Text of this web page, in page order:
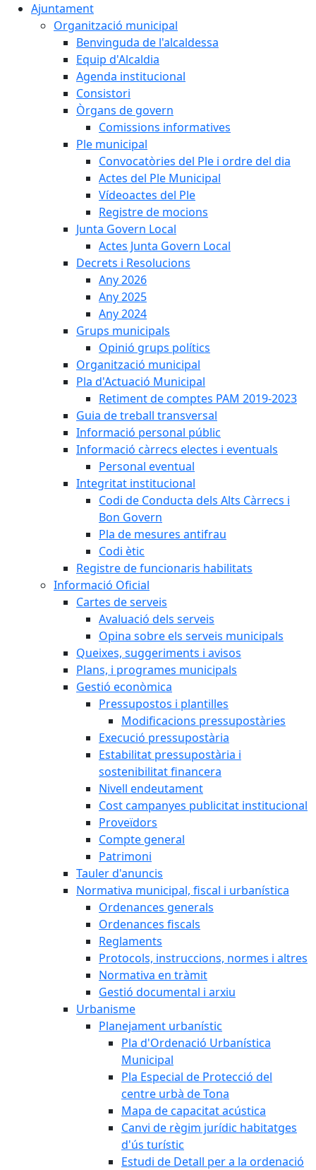
Ajuntament
Organització municipal
Benvinguda de l'alcaldessa
Equip d'Alcaldia
Agenda institucional
Consistori
Òrgans de govern
Comissions informatives
Ple municipal
Convocatòries del Ple i ordre del dia
Actes del Ple Municipal
Vídeoactes del Ple
Registre de mocions
Junta Govern Local
Actes Junta Govern Local
Decrets i Resolucions
Any 2026
Any 2025
Any 2024
Grups municipals
Opinió grups polítics
Organització municipal
Pla d'Actuació Municipal
Retiment de comptes PAM 2019-2023
Guia de treball transversal
Informació personal públic
Informació càrrecs electes i eventuals
Personal eventual
Integritat institucional
Codi de Conducta dels Alts Càrrecs i
Bon Govern
Pla de mesures antifrau
Codi ètic
Registre de funcionaris habilitats
Informació Oficial
Cartes de serveis
Avaluació dels serveis
Opina sobre els serveis municipals
Queixes, suggeriments i avisos
Plans, i programes municipals
Gestió econòmica
Pressupostos i plantilles
Modificacions pressupostàries
Execució pressupostària
Estabilitat pressupostària i
sostenibilitat financera
Nivell endeutament
Cost campanyes publicitat institucional
Proveïdors
Compte general
Patrimoni
Tauler d'anuncis
Normativa municipal, fiscal i urbanística
Ordenances generals
Ordenances fiscals
Reglaments
Protocols, instruccions, normes i altres
Normativa en tràmit
Gestió documental i arxiu
Urbanisme
Planejament urbanístic
Pla d'Ordenació Urbanística
Municipal
Pla Especial de Protecció del
centre urbà de Tona
Mapa de capacitat acústica
Canvi de règim jurídic habitatges
d'ús turístic
Estudi de Detall per a la ordenació